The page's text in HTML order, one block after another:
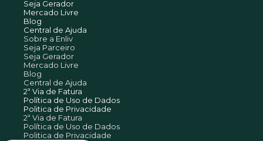
Seja Gerador
Mercado Livre
Blog
Central de Ajuda
Sobre a Enliv
Seja Parceiro
Seja Gerador
Mercado Livre
Blog
Central de Ajuda
2ª Via de Fatura
Política de Uso de Dados
Politica de Privacidade
2ª Via de Fatura
Política de Uso de Dados
Politica de Privacidade